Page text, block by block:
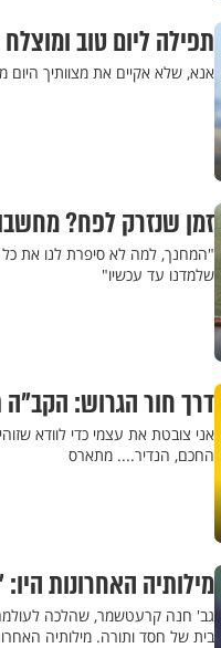
תפילה ליום טוב
אנא, שלא אקיים את מצוותיך היום
זמן שנזרק לפח?
"המחנך, למה לא סיפרת לנו את
שלמדנו עד עכשיו"
דרך חור הגרוש:
אני צובטת את עצמי כדי לוודא
החכם, הנדיר.... מתארס
מילותיה האחרונות
גב' חנה קרעטשמר, שהלכה לעולמה
בית של חסד ותורה. מילותיה